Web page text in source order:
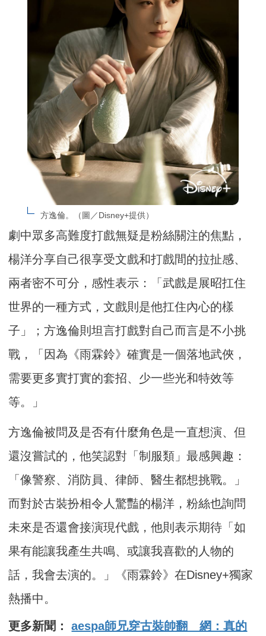
方逸倫。（圖／Disney+提供）
劇中眾多高難度打戲無疑是粉絲關注的焦點，
楊洋分享自己很享受文戲和打戲間的拉扯感、
兩者密不可分，感性表示：「武戲是展昭扛住
世界的一種方式，文戲則是他扛住內心的樣
子」；方逸倫則坦言打戲對自己而言是不小挑
戰，「因為《雨霖鈴》確實是一個落地武俠，
需要更多實打實的套招、少一些光和特效等
等。」
方逸倫被問及是否有什麼角色是一直想演、但
還沒嘗試的，他笑認對「制服類」最感興趣：
「像警察、消防員、律師、醫生都想挑戰。」
而對於古裝扮相令人驚豔的楊洋，粉絲也詢問
未來是否還會接演現代戲，他則表示期待「如
果有能讓我產生共鳴、或讓我喜歡的人物的
話，我會去演的。」《雨霖鈴》在Disney+獨家
熱播中。
更多新聞：aespa師兄穿古裝帥翻 網：真的